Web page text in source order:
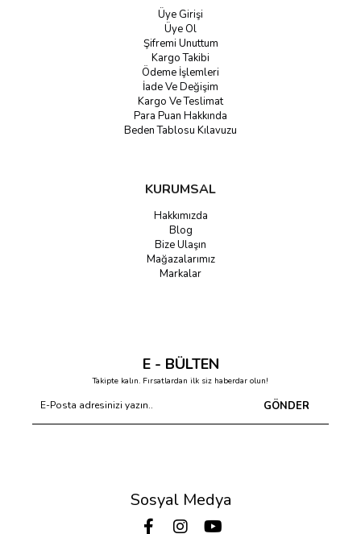
Üye Girişi
Üye Ol
Şifremi Unuttum
Kargo Takibi
Ödeme İşlemleri
İade Ve Değişim
Kargo Ve Teslimat
Para Puan Hakkında
Beden Tablosu Kılavuzu
KURUMSAL
Hakkımızda
Blog
Bize Ulaşın
Mağazalarımız
Markalar
E - BÜLTEN
Takipte kalın. Fırsatlardan ilk siz haberdar olun!
GÖNDER
Sosyal Medya